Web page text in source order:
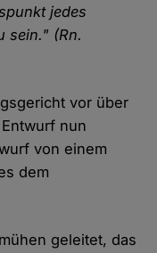
jedes
sein." (Rn.
vor über
nun
von einem
dem
geleitet, das